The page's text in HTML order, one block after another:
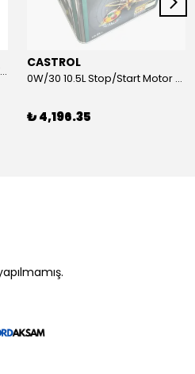
0W/20 6.2L Motor Yağı | FMY (Ford Motor Yağları)
CASTROL
0W/30 10.5L Stop/Start Motor Yağı | CASTROL
₺ 4,196.35